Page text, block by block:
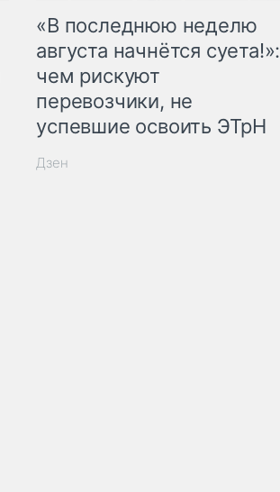
«В последнюю неделю
августа начнётся суета!»:
чем рискуют
перевозчики, не
успевшие освоить ЭТрН
Дзен